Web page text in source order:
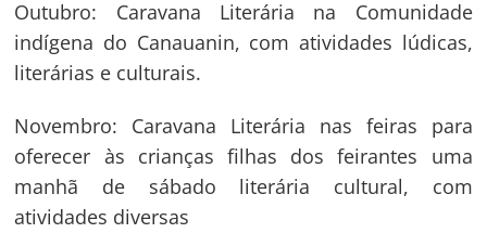
Outubro: Caravana Literária na Comunidade
indígena do Canauanin, com atividades lúdicas,
literárias e culturais.
Novembro: Caravana Literária nas feiras para
oferecer às crianças filhas dos feirantes uma
manhã de sábado literária cultural, com
atividades diversas